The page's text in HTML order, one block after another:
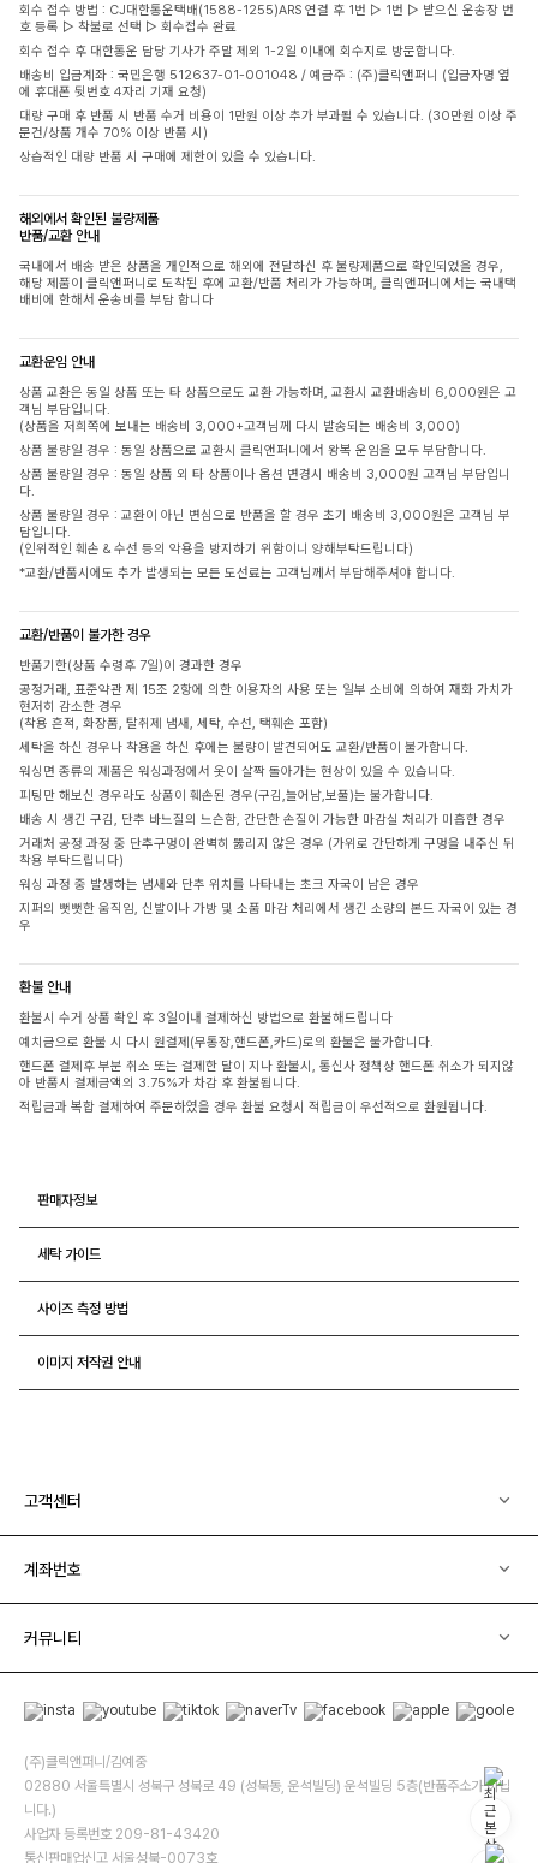
회수 접수 방법 : CJ대한통운택배(1588-1255)ARS 연결 후 1번 ▷ 1번 ▷ 받으신 운송장 번
호 등록 ▷ 착불로 선택 ▷ 회수접수 완료
회수 접수 후 대한통운 담당 기사가 주말 제외 1-2일 이내에 회수지로 방문합니다.
배송비 입금계좌 : 국민은행 512637-01-001048 / 예금주 : (주)클릭앤퍼니 (입금자명 옆
에 휴대폰 뒷번호 4자리 기재 요청)
대량 구매 후 반품 시 반품 수거 비용이 1만원 이상 추가 부과될 수 있습니다. (30만원 이상 주
문건/상품 개수 70% 이상 반품 시)
상습적인 대량 반품 시 구매에 제한이 있을 수 있습니다.
해외에서 확인된 불량제품
반품/교환 안내
국내에서 배송 받은 상품을 개인적으로 해외에 전달하신 후 불량제품으로 확인되었을 경우,
해당 제품이 클릭앤퍼니로 도착된 후에 교환/반품 처리가 가능하며, 클릭앤퍼니에서는 국내택
배비에 한해서 운송비를 부담 합니다
교환운임 안내
상품 교환은 동일 상품 또는 타 상품으로도 교환 가능하며, 교환시 교환배송비 6,000원은 고
객님 부담입니다.
(상품을 저희쪽에 보내는 배송비 3,000+고객님께 다시 발송되는 배송비 3,000)
상품 불량일 경우 : 동일 상품으로 교환시 클릭앤퍼니에서 왕복 운임을 모두 부담합니다.
상품 불량일 경우 : 동일 상품 외 타 상품이나 옵션 변경시 배송비 3,000원 고객님 부담입니
다.
상품 불량일 경우 : 교환이 아닌 변심으로 반품을 할 경우 초기 배송비 3,000원은 고객님 부
담입니다.
(인위적인 훼손 & 수선 등의 악용을 방지하기 위함이니 양해부탁드립니다)
*교환/반품시에도 추가 발생되는 모든 도선료는 고객님께서 부담해주셔야 합니다.
교환/반품이 불가한 경우
반품기한(상품 수령후 7일)이 경과한 경우
공정거래, 표준약관 제 15조 2항에 의한 이용자의 사용 또는 일부 소비에 의하여 재화 가치가
현저히 감소한 경우
(착용 흔적, 화장품, 탈취제 냄새, 세탁, 수선, 택훼손 포함)
세탁을 하신 경우나 착용을 하신 후에는 불량이 발견되어도 교환/반품이 불가합니다.
워싱면 종류의 제품은 워싱과정에서 옷이 살짝 돌아가는 현상이 있을 수 있습니다.
피팅만 해보신 경우라도 상품이 훼손된 경우(구김,늘어남,보풀)는 불가합니다.
배송 시 생긴 구김, 단추 바느질의 느슨함, 간단한 손질이 가능한 마감실 처리가 미흡한 경우
거래처 공정 과정 중 단추구멍이 완벽히 뚫리지 않은 경우 (가위로 간단하게 구멍을 내주신 뒤
착용 부탁드립니다)
워싱 과정 중 발생하는 냄새와 단추 위치를 나타내는 초크 자국이 남은 경우
지퍼의 뻣뻣한 움직임, 신발이나 가방 및 소품 마감 처리에서 생긴 소량의 본드 자국이 있는 경
우
환불 안내
환불시 수거 상품 확인 후 3일이내 결제하신 방법으로 환불해드립니다
예치금으로 환불 시 다시 원결제(무통장,핸드폰,카드)로의 환불은 불가합니다.
핸드폰 결제후 부분 취소 또는 결제한 달이 지나 환불시, 통신사 정책상 핸드폰 취소가 되지않
아 반품시 결제금액의 3.75%가 차감 후 환불됩니다.
적립금과 복합 결제하여 주문하였을 경우 환불 요청시 적립금이 우선적으로 환원됩니다.
판매자정보
세탁 가이드
사이즈 측정 방법
이미지 저작권 안내
고객센터
계좌번호
커뮤니티
(주)클릭앤퍼니/김예중
02880 서울특별시 성북구 성북로 49 (성북동, 운석빌딩) 운석빌딩 5층(반품주소가 아닙
니다.)
사업자 등록번호 209-81-43420
통신판매업신고 서울성북-0073호